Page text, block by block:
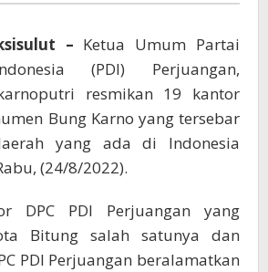
Satu
Diresmikan
Megawati
Soekarnoputri
– Ketua Umum Partai
(PDI) Perjuangan,
resmikan 19 kantor
Bung Karno yang tersebar
yang ada di Indonesia
(24/8/2022).
DPC PDI Perjuangan yang
Bitung salah satunya dan
PDI Perjuangan beralamatkan